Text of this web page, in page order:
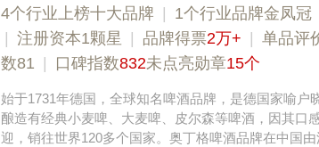
4个行业上榜十大品牌 1个行业品牌金凤冠
注册资本1颗星 品牌得票2万+ 单品评
数81
口碑指数832未点亮勋章15个
始于1731年德国，全球知名啤酒品牌，是德国家喻户
酿造有经典小麦啤、大麦啤、皮尔森等啤酒，因其口
迎，销往世界120多个国家。奥丁格啤酒品牌在中国